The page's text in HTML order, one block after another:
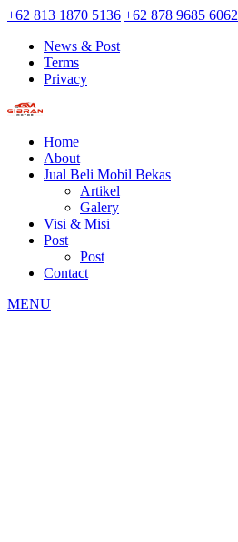
+62 813 1870 5136 +62 878 9685 6062
News & Post
Terms
Privacy
Home
About
Jual Beli Mobil Bekas
Artikel
Galery
Visi & Misi
Post
Post
Contact
MENU